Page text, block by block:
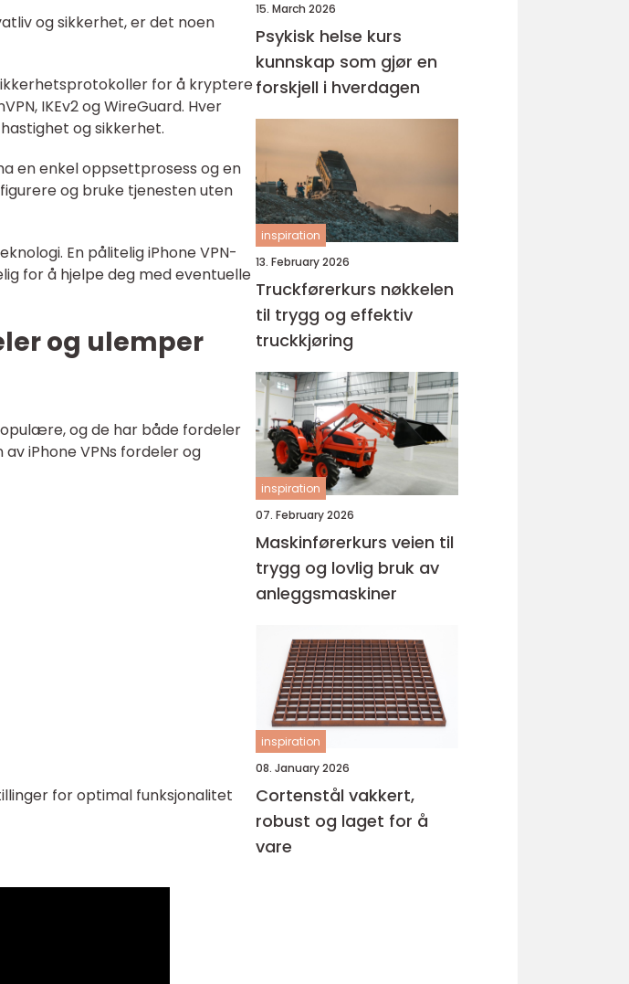
og sikkerhet, er det noen
for å kryptere
IKEv2 og WireGuard. Hver
og sikkerhet.
en enkel oppsettprosess og en
og bruke tjenesten uten
En pålitelig iPhone VPN-
for å hjelpe deg med eventuelle
og ulemper
og de har både fordeler
iPhone VPNs fordeler og
for optimal funksjonalitet
15. March 2026
Psykisk helse kurs
kunnskap som gjør en
forskjell i hverdagen
inspiration
13. February 2026
Truckførerkurs nøkkelen
til trygg og effektiv
truckkjøring
inspiration
07. February 2026
Maskinførerkurs veien til
trygg og lovlig bruk av
anleggsmaskiner
inspiration
08. January 2026
Cortenstål vakkert,
robust og laget for å
vare